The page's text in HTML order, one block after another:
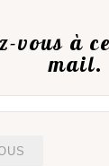
vous à
mail.